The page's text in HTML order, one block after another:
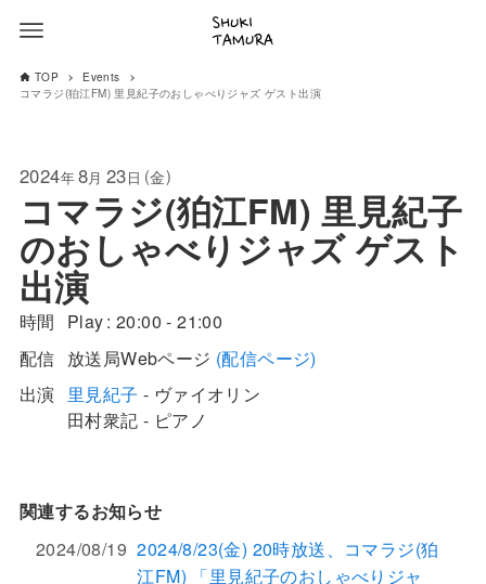
TOP
Events
コマラジ(狛江FM) 里見紀子のおしゃべりジャズ ゲスト出演
2024年8月 23日 (金)
コマラジ(狛江FM) 里見紀子
のおしゃべりジャズ ゲスト
出演
時間 Play 20:00 - 21:00
配信 放送局Webページ (配信ページ)
出演 里見紀子 - ヴァイオリン
田村衆記 - ピアノ
関連するお知らせ
2024/08/19 2024/8/23(金) 20時放送、コマラジ(狛
江FM) 「里見紀子のおしゃべりジャ